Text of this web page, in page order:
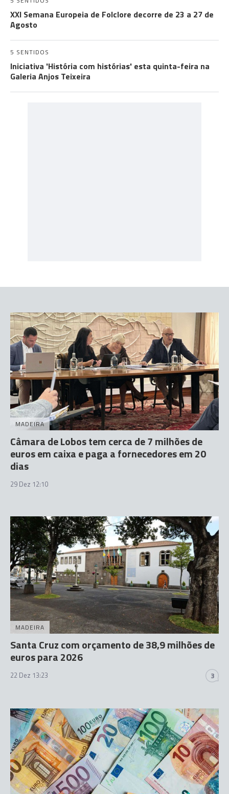
XXI Semana Europeia de Folclore decorre de 23 a 27 de
Agosto
5 SENTIDOS
Iniciativa 'História com histórias' esta quinta-feira na
Galeria Anjos Teixeira
MADEIRA
Câmara de Lobos tem cerca de 7 milhões de
euros em caixa e paga a fornecedores em 20
dias
29 Dez 12:10
MADEIRA
Santa Cruz com orçamento de 38,9 milhões de
euros para 2026
22 Dez 13:23 3